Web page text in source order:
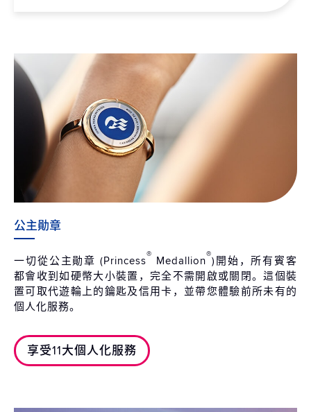
公主勛章
一切從公主勛章 (Princess® Medallion®)開始，所有賓客
都會收到如硬幣大小裝置，完全不需開啟或關閉。這個裝
置可取代遊輪上的鑰匙及信用卡，並帶您體驗前所未有的
個人化服務。
享受11大個人化服務